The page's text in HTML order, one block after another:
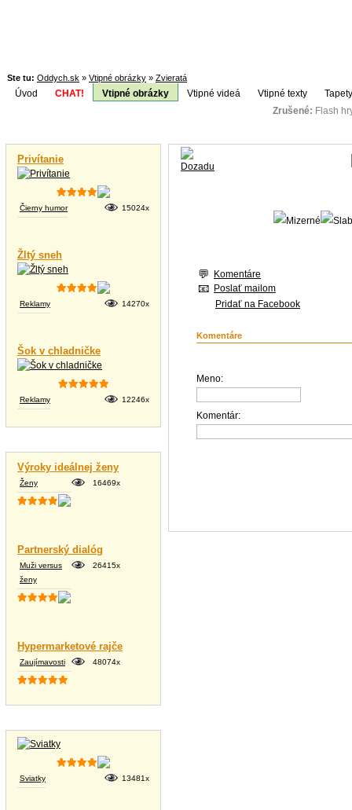
Ste tu: Oddych.sk » Vtipné obrázky » Zvieratá
Úvod CHAT! Vtipné obrázky Vtipné videá Vtipné texty
Zrušené: Flash
Privítanie
Čierny humor 15024x
Žltý sneh
Reklamy 14270x
Šok v chladničke
Reklamy 12246x
Výroky ideálnej ženy
Ženy 16469x
Partnerský dialóg
Muži versus
ženy
26415x
Hypermarketové rajče
Zaujímavosti 48074x
Sviatky 13481x
Komentáre
Poslať mailom
Pridať na Facebook
Komentáre
Meno:
Komentár: